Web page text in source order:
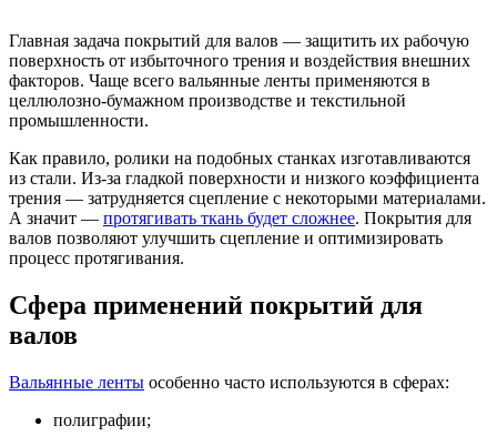
Главная задача покрытий для валов — защитить их рабочую
поверхность от избыточного трения и воздействия внешних
факторов. Чаще всего вальянные ленты применяются в
целлюлозно-бумажном производстве и текстильной
промышленности.
Как правило, ролики на подобных станках изготавливаются
из стали. Из-за гладкой поверхности и низкого коэффициента
трения — затрудняется сцепление с некоторыми материалами.
А значит — протягивать ткань будет сложнее. Покрытия для
валов позволяют улучшить сцепление и оптимизировать
процесс протягивания.
Сфера применений покрытий для
валов
Вальянные ленты особенно часто используются в сферах:
полиграфии;